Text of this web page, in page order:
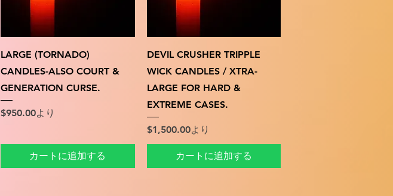
クイックビュー
LARGE (TORNADO)
CANDLES-ALSO COURT &
GENERATION CURSE.
$950.00より
セール価格
カートに追加する
クイックビュー
DEVIL CRUSHER TRIPPLE
WICK CANDLES / XTRA-
LARGE FOR HARD &
EXTREME CASES.
$1,500.00より
セール価格
カートに追加する